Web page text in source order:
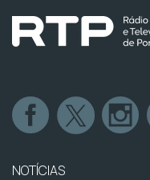
NOTÍCIAS